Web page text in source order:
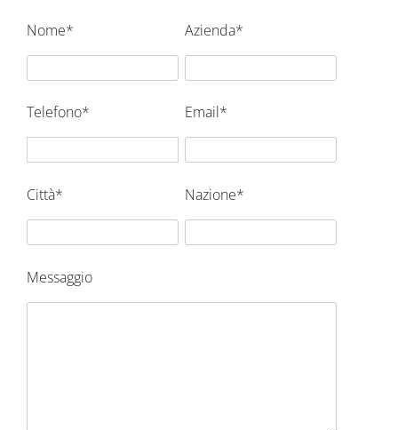
Nome* Azienda*
Telefono* Email*
Città* Nazione*
Messaggio